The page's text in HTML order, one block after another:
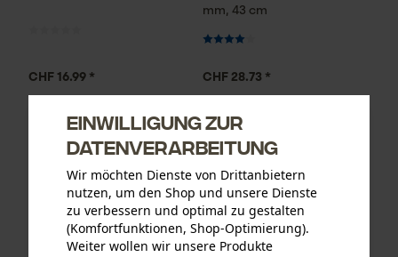
CHF 16.99 *
mm, 43 cm
CHF 28.73 *
Einwilligung zur
Datenverarbeitung
Wir möchten Dienste von Drittanbietern
nutzen, um den Shop und unsere Dienste
zu verbessern und optimal zu gestalten
(Komfortfunktionen, Shop-Optimierung).
Weiter wollen wir unsere Produkte